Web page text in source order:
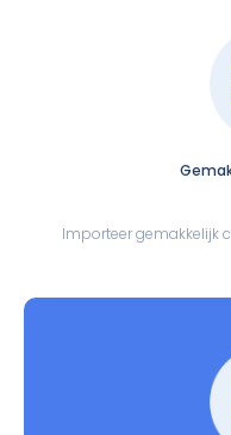
Importeer gemakkelijk